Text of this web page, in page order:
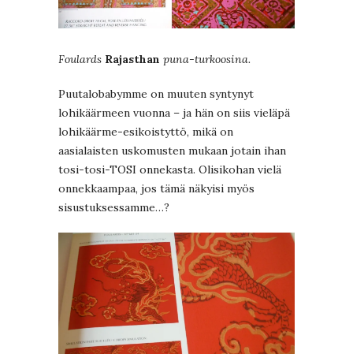
Foulards Rajasthan puna-turkoosina.
Puutalobabymme on muuten syntynyt
lohikäärmeen vuonna – ja hän on siis vieläpä
lohikäärme-esikoistyttö, mikä on
aasialaisten uskomusten mukaan jotain ihan
tosi-tosi-TOSI onnekasta. Olisikohan vielä
onnekkaampaa, jos tämä näkyisi myös
sisustuksessamme…?